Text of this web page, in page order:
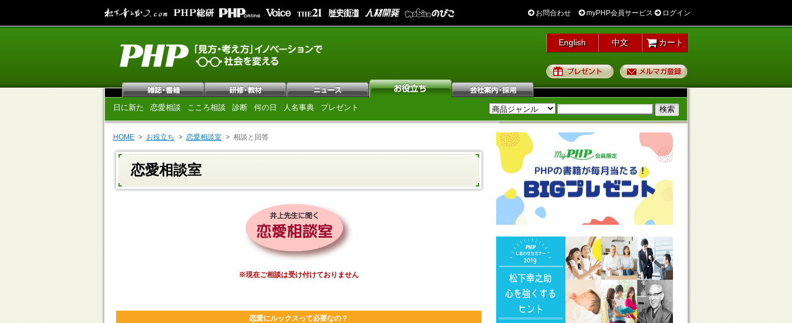
お問合わせ myPHP会員サービス ログイン
English 中文 カート
プレゼント
日に新た 恋愛相談 こころ相談 診断 何の日 人名事典 プレゼント
HOME お役立ち 恋愛相談室 相談と回答
恋愛相談室
※現在ご相談は受け付けておりません
恋愛にルックスって必要なの？